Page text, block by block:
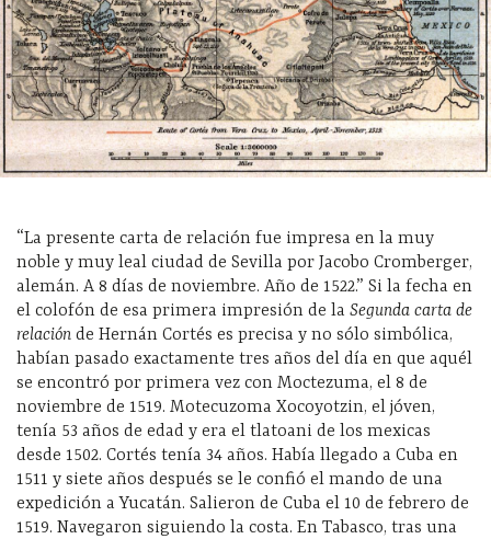
“La presente carta de relación fue impresa en la muy
noble y muy leal ciudad de Sevilla por Jacobo Cromberger,
alemán. A 8 días de noviembre. Año de 1522.” Si la fecha en
el colofón de esa primera impresión de la Segunda carta de
relación de Hernán Cortés es precisa y no sólo simbólica,
habían pasado exactamente tres años del día en que aquél
se encontró por primera vez con Moctezuma, el 8 de
noviembre de 1519. Motecuzoma Xocoyotzin, el jóven,
tenía 53 años de edad y era el tlatoani de los mexicas
desde 1502. Cortés tenía 34 años. Había llegado a Cuba en
1511 y siete años después se le confió el mando de una
expedición a Yucatán. Salieron de Cuba el 10 de febrero de
1519. Navegaron siguiendo la costa. En Tabasco, tras una